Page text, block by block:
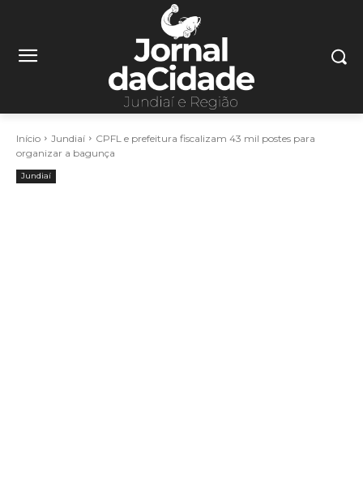
Início Jundiaí
CPFL e prefeitura fiscalizam 43 mil postes para
organizar a bagunça
Jundiaí